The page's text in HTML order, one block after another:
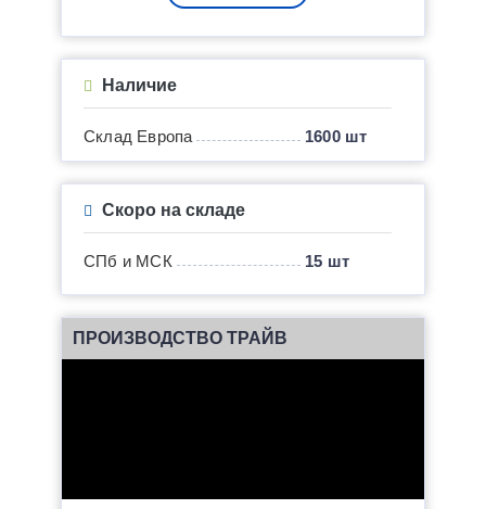
Наличие
Склад Европа 1600 шт
Скоро на складе
СПб и МСК 15 шт
ПРОИЗВОДСТВО ТРАЙВ